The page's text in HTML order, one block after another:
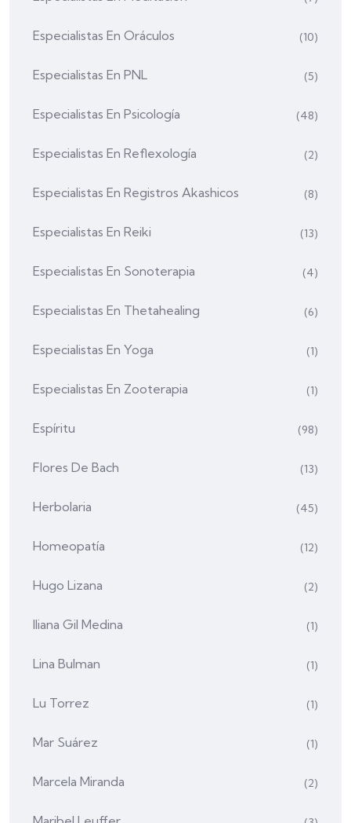
Especialistas En Oráculos (10)
Especialistas En PNL (5)
Especialistas En Psicología (48)
Especialistas En Reflexología (2)
Especialistas En Registros Akashicos (8)
Especialistas En Reiki (13)
Especialistas En Sonoterapia (4)
Especialistas En Thetahealing (6)
Especialistas En Yoga (1)
Especialistas En Zooterapia (1)
Espíritu (98)
Flores De Bach (13)
Herbolaria (45)
Homeopatía (12)
Hugo Lizana (2)
Iliana Gil Medina (1)
Lina Bulman (1)
Lu Torrez (1)
Mar Suárez (1)
Marcela Miranda (2)